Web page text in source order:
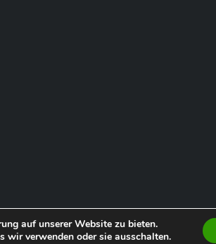
auf unserer Website zu bieten.
wir verwenden oder sie ausschalten.